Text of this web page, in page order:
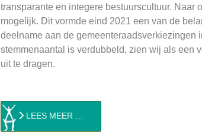
transparante en integere bestuurscultuur.
mogelijk. Dit vormde eind 2021 een van de
deelname aan de
stemmenaantal is verdubbeld, zien wij als een
uit te dragen.
LEES MEER …